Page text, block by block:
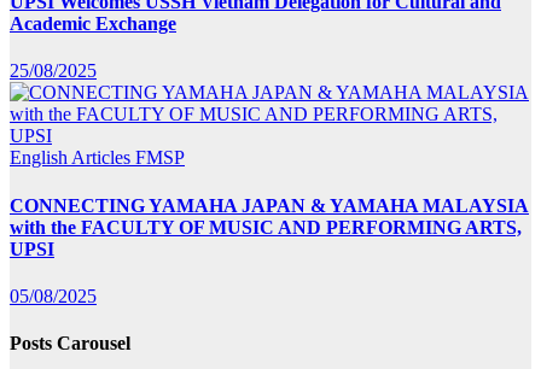
Academic Exchange
25/08/2025
English Articles FMSP
CONNECTING YAMAHA JAPAN & YAMAHA MALAYSIA
with the FACULTY OF MUSIC AND PERFORMING ARTS,
UPSI
05/08/2025
Posts Carousel